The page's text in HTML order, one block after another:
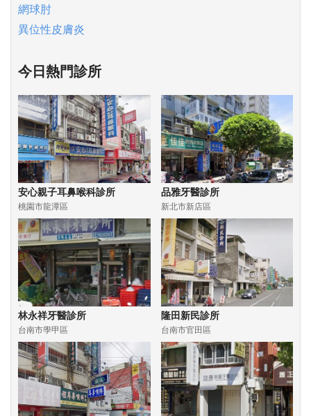
網球肘
異位性皮膚炎
今日熱門診所
安心親子耳鼻喉科診所
桃園市龍潭區
品雅牙醫診所
新北市新店區
林永祥牙醫診所
台南市學甲區
隆田新民診所
台南市官田區